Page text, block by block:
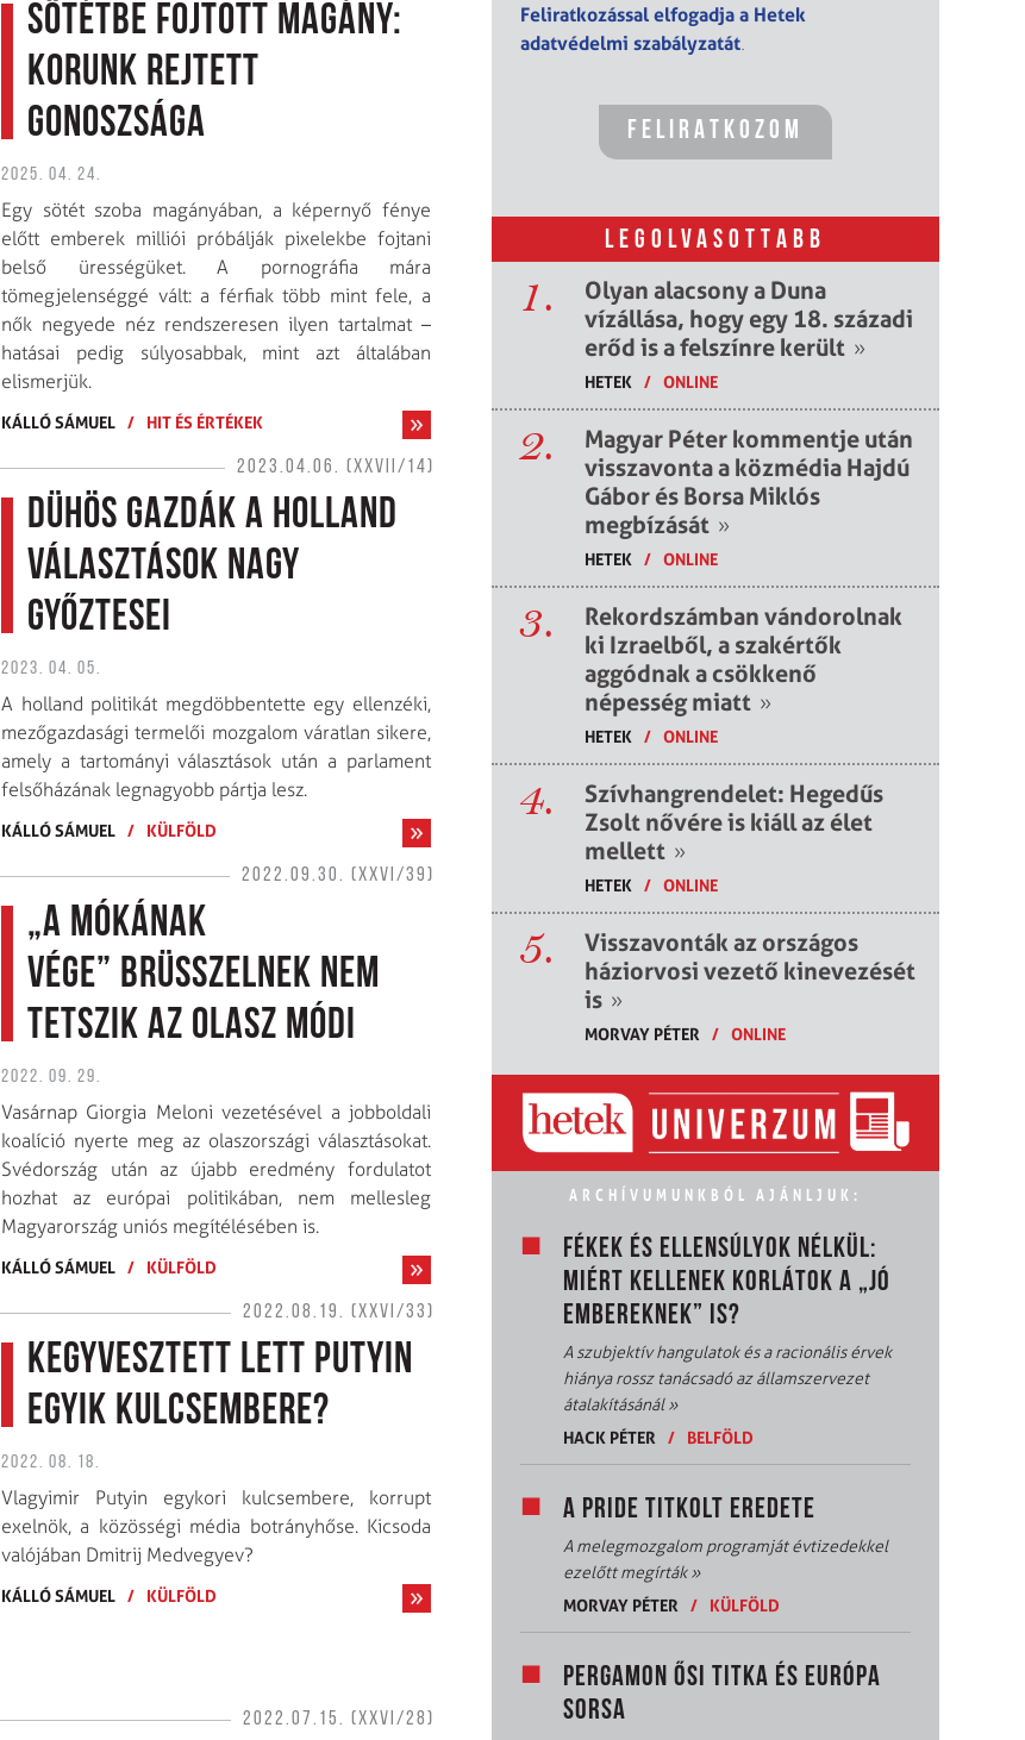
Sötétbe fojtott magány:
Korunk rejtett
gonoszsága
2025. 04. 24.
Egy sötét szoba magányában, a képernyő fénye
előtt emberek milliói próbálják pixelekbe fojtani
belső ürességüket. A pornográfia mára
tömegjelenséggé vált: a férfiak több mint fele, a
nők negyede néz rendszeresen ilyen tartalmat –
hatásai pedig súlyosabbak, mint azt általában
elismerjük.
KÁLLÓ SÁMUEL / HIT ÉS ÉRTÉKEK
2023.04.06. (XXVII/14)
Dühös gazdák a holland
választások nagy
győztesei
2023. 04. 05.
A holland politikát megdöbbentette egy ellenzéki,
mezőgazdasági termelői mozgalom váratlan sikere,
amely a tartományi választások után a parlament
felsőházának legnagyobb pártja lesz.
KÁLLÓ SÁMUEL / KÜLFÖLD
2022.09.30. (XXVI/39)
„A mókának
vége” Brüsszelnek nem
tetszik az olasz módi
2022. 09. 29.
Vasárnap Giorgia Meloni vezetésével a jobboldali
koalíció nyerte meg az olaszországi választásokat.
Svédország után az újabb eredmény fordulatot
hozhat az európai politikában, nem mellesleg
Magyarország uniós megítélésében is.
KÁLLÓ SÁMUEL / KÜLFÖLD
2022.08.19. (XXVI/33)
Kegyvesztett lett Putyin
egyik kulcsembere?
2022. 08. 18.
Vlagyimir Putyin egykori kulcsembere, korrupt
exelnök, a közösségi média botrányhőse. Kicsoda
valójában Dmitrij Medvegyev?
KÁLLÓ SÁMUEL / KÜLFÖLD
2022.07.15. (XXVI/28)
Feliratkozással elfogadja a Hetek
adatvédelmi szabályzatát
LEGOLVASOTTABB
1.
Olyan alacsony a Duna
vízállása, hogy egy 18. századi
erőd is a felszínre került »
HETEK / ONLINE
2.
Magyar Péter kommentje után
visszavonta a közmédia Hajdú
Gábor és Borsa Miklós
megbízását »
HETEK / ONLINE
3.
Rekordszámban vándorolnak
ki Izraelből, a szakértők
aggódnak a csökkenő
népesség miatt »
HETEK / ONLINE
4.
Szívhangrendelet: Hegedűs
Zsolt nővére is kiáll az élet
mellett »
HETEK / ONLINE
5.
Visszavonták az országos
háziorvosi vezető kinevezését
is »
MORVAY PÉTER / ONLINE
ARCHÍVUMUNKBÓL AJÁNLJUK:
FÉKEK ÉS ELLENSÚLYOK NÉLKÜL:
MIÉRT KELLENEK KORLÁTOK A „JÓ
EMBEREKNEK” IS?
A szubjektív hangulatok és a racionális érvek
hiánya rossz tanácsadó az államszervezet
átalakításánál»
HACK PÉTER
/ BELFÖLD
A PRIDE TITKOLT EREDETE
A melegmozgalom programját évtizedekkel
ezelőtt megírták»
MORVAY PÉTER
/ KÜLFÖLD
PERGAMON ŐSI TITKA ÉS EURÓPA
SORSA